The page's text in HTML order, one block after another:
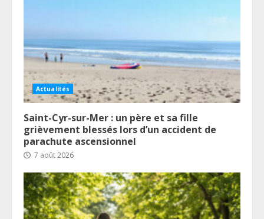
Actualités
Saint-Cyr-sur-Mer : un père et sa fille
grièvement blessés lors d’un accident de
parachute ascensionnel
7 août 2026